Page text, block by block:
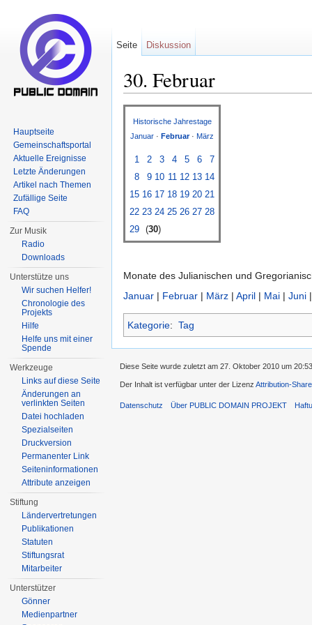
30. Februar
Historische Jahrestage
Januar · Februar· März
1 2 3 4 5 6
7
8
9 10 11 12 13 14
15 16 17 18 19 20 21
22 23 24 25 26 27 28
29 (30)
Monate des Julianischen und
Januar | Februar | März | April | Mai | Juni
Kategorie: Tag
Seite Diskussion
Hauptseite
Gemeinschaftsportal
Aktuelle Ereignisse
Letzte Änderungen
Artikel nach Themen
Zufällige Seite
FAQ
Zur Musik
Radio
Downloads
Unterstütze uns
Wir suchen Helfer!
Chronologie des
Projekts
Hilfe
Helfe uns mit einer
Spende
Werkzeuge
Links auf diese Seite
Änderungen an
verlinkten Seiten
Datei hochladen
Spezialseiten
Druckversion
Permanenter Link
Seiten­informationen
Attribute anzeigen
Stiftung
Ländervertretungen
Publikationen
Statuten
Stiftungsrat
Mitarbeiter
Unterstützer
Gönner
Medienpartner
Diese Seite wurde zuletzt am 27. Oktober 2010 um
Der Inhalt ist verfügbar unter der Lizenz Attribution-
Datenschutz Über PUBLIC DOMAIN PROJEKT